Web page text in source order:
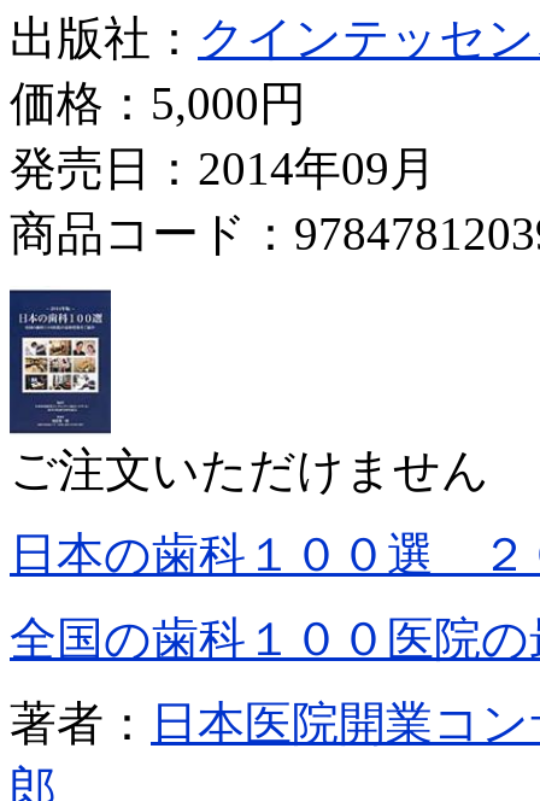
出版社： クインテッセ
価格： 5,000円
発売日：2014年09月
商品コード：
ご注文いただけません
日本の歯科１００選 ２
全国の歯科１００医院
著者：
日本医院開業コ
郎